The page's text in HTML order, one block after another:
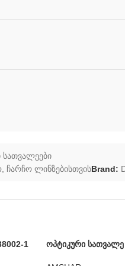
ჩარჩო ლინზებისთვისBrand:
1
ოპტიკური სათვალე